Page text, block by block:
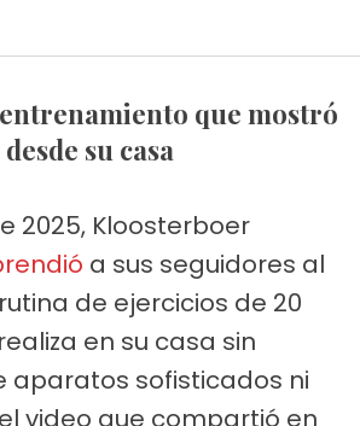
desde su casa
2025, Kloosterboer
a sus seguidores al
de ejercicios de 20
en su casa sin
aparatos sofisticados ni
video que compartió en